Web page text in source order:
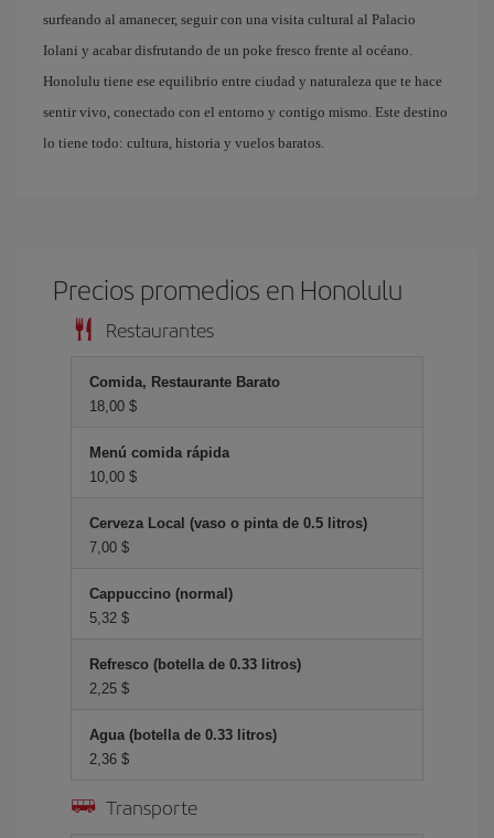
surfeando al amanecer, seguir con una visita cultural al Palacio
Iolani y acabar disfrutando de un poke fresco frente al océano.
Honolulu tiene ese equilibrio entre ciudad y naturaleza que te hace
sentir vivo, conectado con el entorno y contigo mismo. Este destino
lo tiene todo: cultura, historia y vuelos baratos.
Precios promedios en Honolulu
Restaurantes
Comida, Restaurante Barato
18,00 $
Menú comida rápida
10,00 $
Cerveza Local (vaso o pinta de 0.5 litros)
7,00 $
Cappuccino (normal)
5,32 $
Refresco (botella de 0.33 litros)
2,25 $
Agua (botella de 0.33 litros)
2,36 $
Transporte